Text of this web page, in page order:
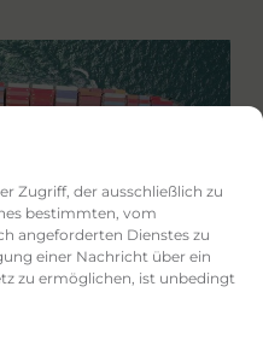
Zugriff, der ausschließlich zu
bestimmten, vom
angeforderten Dienstes zu
einer Nachricht über ein
zu ermöglichen, ist unbedingt